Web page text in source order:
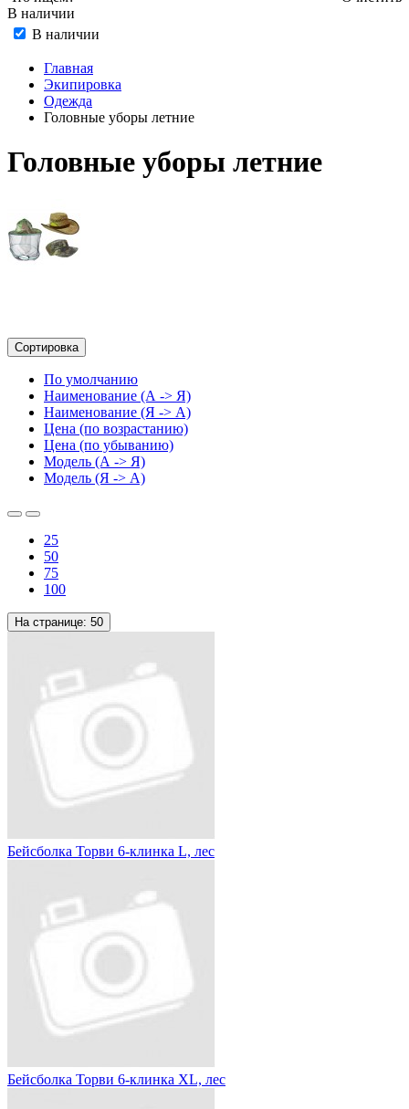
В наличии
В наличии
Главная
Экипировка
Одежда
Головные уборы летние
Головные уборы летние
Сортировка
По умолчанию
Наименование (А -> Я)
Наименование (Я -> А)
Цена (по возрастанию)
Цена (по убыванию)
Модель (А -> Я)
Модель (Я -> А)
25
50
75
100
На странице: 50
Бейсболка Торви 6-клинка L, лес
Бейсболка Торви 6-клинка XL, лес